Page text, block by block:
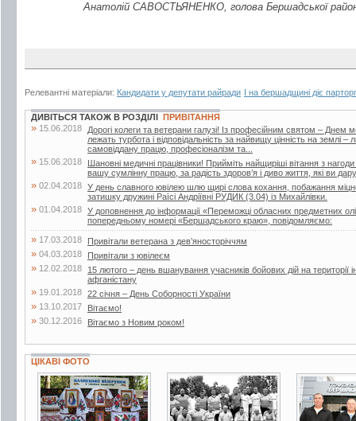
Анатолій САВОСТЬЯНЕНКО, голова Бершадської
Релевантні матеріали: Кандидати у депутати райради І на бершадщині діє
ДИВІТЬСЯ ТАКОЖ В РОЗДІЛІ ПРИВІТАННЯ
» 15.06.2018
Дорогі колеги та ветерани галузі! Із професійним святом –
лежать турбота і відповідальність за найвищу цінність на землі
самовіддану працю, професіоналізм та...
» 15.06.2018
Шановні медичні працівники! Прийміть найщиріші вітання з
вашу сумлінну працю, за радість здоров’я і диво життя, які ви
» 02.04.2018 У день славного ювілею шлю щирі слова кохання, побажання
затишку дружині Раїсі Андріївні РУДИК (3.04) із Михайлівки.
» 01.04.2018 У доповнення до інформації «Переможці обласних предметних
попередньому номері «Бершадського краю», повідомляємо:
» 17.03.2018 Привітали ветерана з дев’яносторіччям
» 04.03.2018 Привітали з ювілеєм
» 12.02.2018
15 лютого – день вшанування учасників бойових дій на території
афганістану
» 19.01.2018 22 січня – День Соборності України
» 13.10.2017 Вітаємо!
» 30.12.2016 Вітаємо з Новим роком!
ЦІКАВІ ФОТО
2 фото 2 фото 3 фото